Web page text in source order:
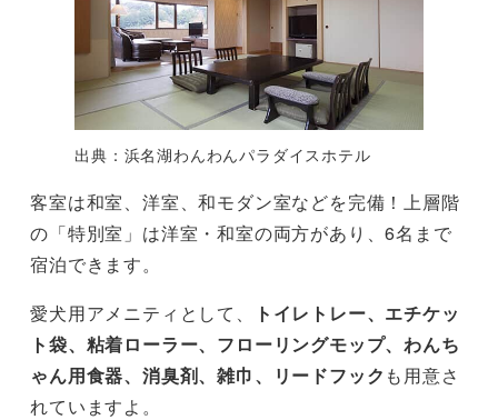
出典：浜名湖わんわんパラダイスホテル
客室は和室、洋室、和モダン室などを完備！上層階
の「特別室」は洋室・和室の両方があり、6名まで
宿泊できます。
愛犬用アメニティとして、
トイレトレー、エチケッ
ト袋、粘着ローラー、フローリングモップ、わんち
ゃん用食器、消臭剤、雑巾、リードフック も用意さ
れていますよ。